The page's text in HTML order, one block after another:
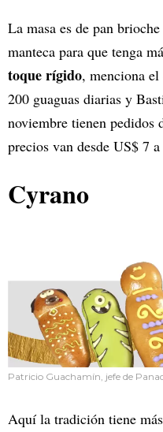
La masa es de pan
manteca para que tenga
toque rígido, menciona
200 guaguas diarias y
noviembre tienen pedidos
precios van desde US$ 7
Cyrano
Patricio Guachamín, jefe de
Aquí la tradición tiene